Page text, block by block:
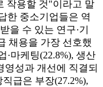
작용할 것"이라고 말
한 중소기업들은 역
을 수 있는 연구·기
채용을 가장 선호했
·마케팅(22.8%), 생산
영성과 개선에 직결되
급은 부장(27.2%),